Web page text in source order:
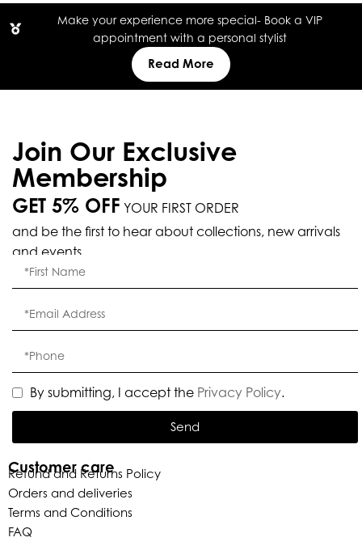
Make your experience more special- Book a VIP
appointment with a personal stylist
Read More
Customer care
Refund and Returns Policy
Orders and deliveries
Terms and Conditions
FAQ
Join Our Exclusive
Membership
GET 5% OFF YOUR FIRST ORDER
and be the first to hear about collections, new arrivals
and events.
By submitting, I accept the Privacy Policy.
Send